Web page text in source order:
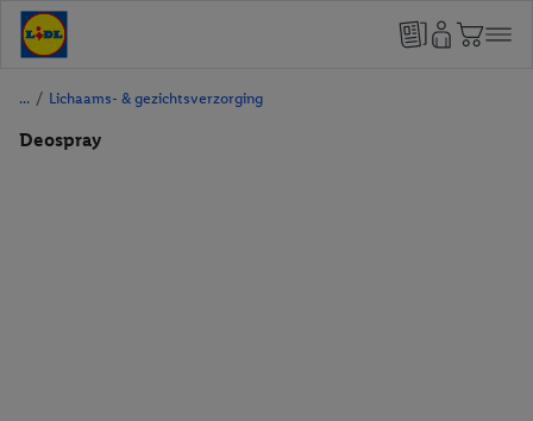
/ Lichaams- & gezichtsverzorging
Deospray